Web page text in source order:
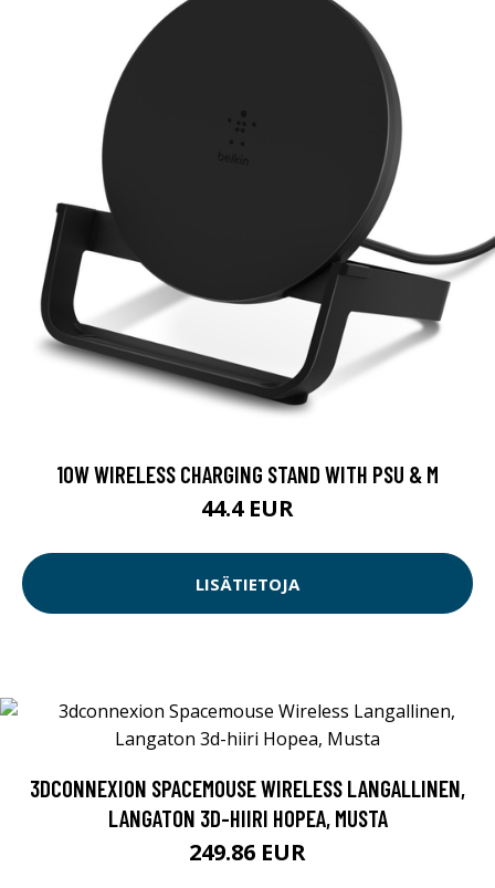
10W WIRELESS CHARGING STAND WITH PSU & M
44.4 EUR
LISÄTIETOJA
3DCONNEXION SPACEMOUSE WIRELESS LANGALLINEN,
LANGATON 3D-HIIRI HOPEA, MUSTA
249.86 EUR